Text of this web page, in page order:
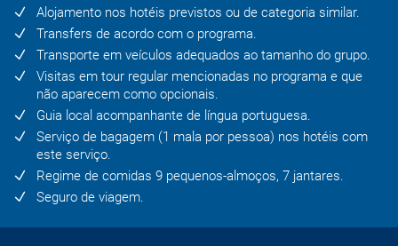
Alojamento nos hotéis previstos ou de categoria similar.
Transfers de acordo com o programa.
Transporte em veículos adequados ao tamanho do grupo.
Visitas em tour regular mencionadas no programa e que
não aparecem como opcionais.
Guia local acompanhante de língua portuguesa.
Serviço de bagagem (1 mala por pessoa) nos hotéis com
este serviço.
Regime de comidas 9 pequenos-almoços, 7 jantares.
Seguro de viagem.